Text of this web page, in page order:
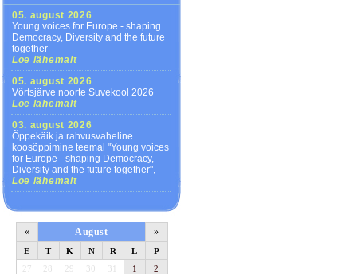
05. august 2026
Young voices for Europe - shaping
Democracy, Diversity and the future
together
Loe lähemalt
05. august 2026
Võrtsjärve noorte Suvekool 2026
Loe lähemalt
03. august 2026
Õppekäik ja rahvusvaheline
koosõppimine teemal "Young voices
for Europe - shaping Democracy,
Diversity and the future together",
Loe lähemalt
« August »
E T K N R L
P
27
28 29 30 31 1
2